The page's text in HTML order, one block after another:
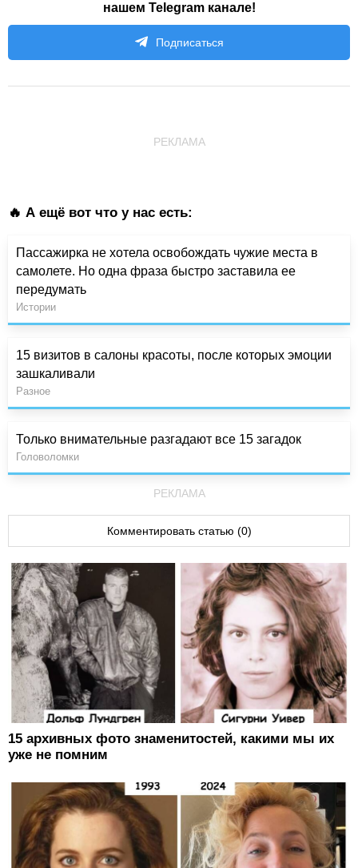
нашем Telegram канале!
Подписаться
РЕКЛАМА
🔥 А ещё вот что у нас есть:
Пассажирка не хотела освобождать чужие места в
самолете. Но одна фраза быстро заставила ее
передумать
Истории
15 визитов в салоны красоты, после которых эмоции
зашкаливали
Разное
Только внимательные разгадают все 15 загадок
Головоломки
РЕКЛАМА
Комментировать статью (0)
15 архивных фото знаменитостей, какими мы их
уже не помним